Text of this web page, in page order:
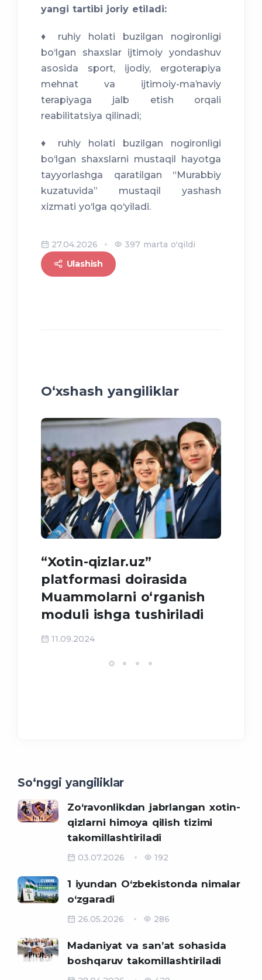
yangi tartibi joriy etiladi:
♦ ruhiy holati buzilgan nogironligi
bo‘lgan shaxslar ijtimoiy yondashuv
asosida sport, ijodiy, ergoterapiya
mehnat va ijtimoiy-maʼnaviy
terapiyaga jalb etish orqali
reabilitatsiya qilinadi;
♦ ruhiy holati buzilgan nogironligi
bo‘lgan shaxslarni mustaqil hayotga
tayyorlashga qaratilgan “Murabbiy
kuzatuvida” mustaqil yashash
xizmati yo‘lga qo‘yiladi.
27.04.2026
397 marta o'qildi
Ulashish
O‘xshash yangiliklar
“Xotin-qizlar.uz”
platformasi doirasida
Muammolarni o‘rganish
moduli ishga tushiriladi
11.09.2024
So‘nggi yangiliklar
Zo‘ravonlikdan jabrlangan xotin-
qizlarni himoya qilish tizimi
takomillashtiriladi
03.07.2026 192
1 iyundan O‘zbekistonda nimalar
o‘zgaradi
26.05.2026 286
Madaniyat va sanʼat sohasida
boshqaruv takomillashtiriladi